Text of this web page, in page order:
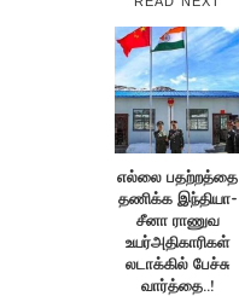
எல்லை பதற்றத்தை
தணிக்க இந்தியா-
சீனா ராணுவ
உயர்அதிகாரிகள்
லடாக்கில் பேச்சு
வார்த்தை..!